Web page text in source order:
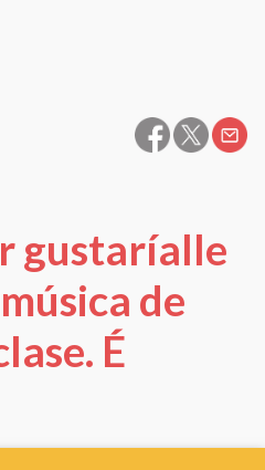
gustaríalle
de
É